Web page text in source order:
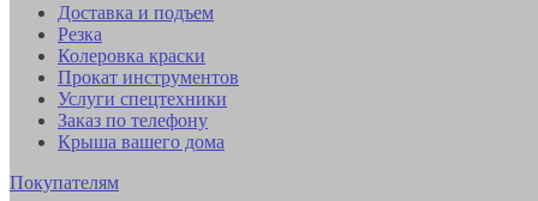
Доставка и подъем
Резка
Колеровка краски
Прокат инструментов
Услуги спецтехники
Заказ по телефону
Крыша вашего дома
Покупателям